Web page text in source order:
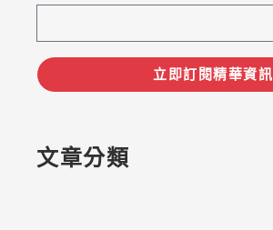
立即訂閱精華資訊
文章分類